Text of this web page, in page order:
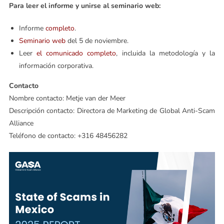
Para leer el informe y unirse al seminario web:
Informe completo.
Seminario webdel 5 de noviembre.
Leerel comunicado completo, incluida la metodología y la
información corporativa.
Contacto
Nombre contacto: Metje van der Meer
Descripción contacto: Directora de Marketing de Global Anti-Scam
Alliance
Teléfono de contacto: +316 48456282